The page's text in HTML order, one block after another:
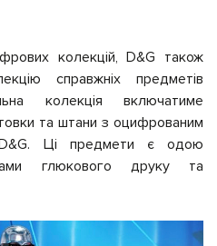
колекцій, D&G також
справжніх предметів
колекція включатиме
та штани з оцифрованим
D&G. Ці предмети є одою
глюкового друку та